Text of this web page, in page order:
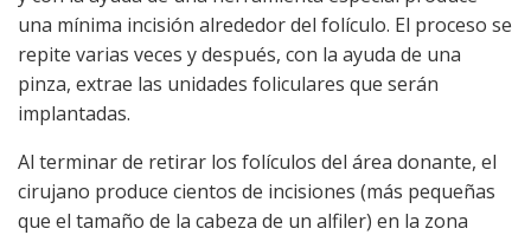
una mínima incisión alrededor del folículo. El proceso se
repite varias veces y después, con la ayuda de una
pinza, extrae las unidades foliculares que serán
implantadas.
Al terminar de retirar los folículos del área donante, el
cirujano produce cientos de incisiones (más pequeñas
que el tamaño de la cabeza de un alfiler) en la zona